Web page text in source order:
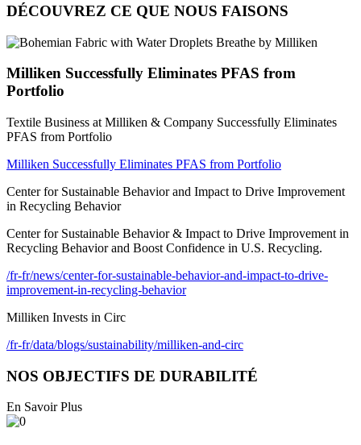
DÉCOUVREZ CE QUE NOUS FAISONS
Milliken Successfully Eliminates PFAS from
Portfolio
Textile Business at Milliken & Company Successfully Eliminates
PFAS from Portfolio
Milliken Successfully Eliminates PFAS from Portfolio
Center for Sustainable Behavior and Impact to Drive Improvement
in Recycling Behavior
Center for Sustainable Behavior & Impact to Drive Improvement in
Recycling Behavior and Boost Confidence in U.S. Recycling.
/fr-fr/news/center-for-sustainable-behavior-and-impact-to-drive-
improvement-in-recycling-behavior
Milliken Invests in Circ
/fr-fr/data/blogs/sustainability/milliken-and-circ
NOS OBJECTIFS DE DURABILITÉ
En Savoir Plus